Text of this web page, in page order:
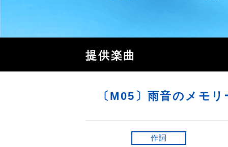
提供楽曲
〔M05〕雨音のメモリ
作詞